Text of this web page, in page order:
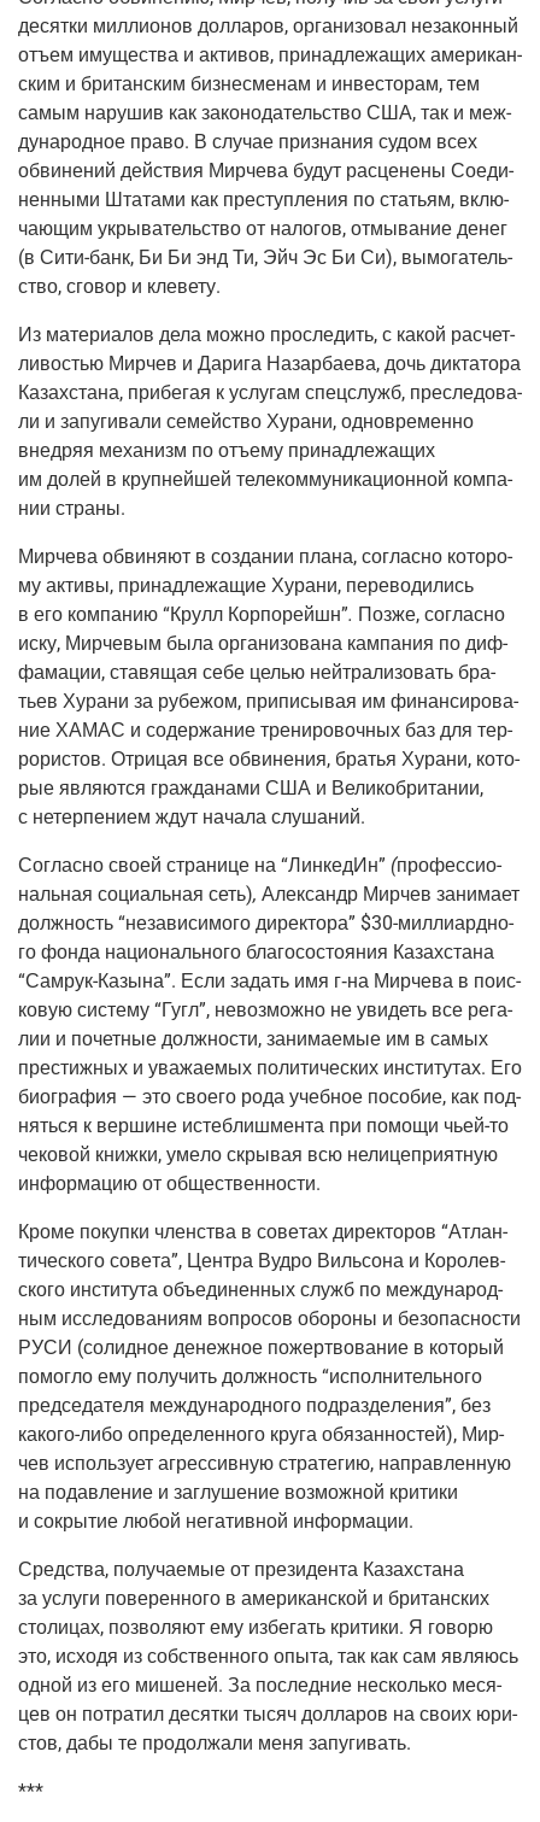
десят­ки мил­ли­о­нов дол­ла­ров, орга­ни­зо­вал неза­кон­ный
отъ­ем иму­ще­ства и акти­вов, при­над­ле­жа­щих аме­ри­кан­
ским и бри­тан­ским биз­не­сме­нам и инве­сто­рам, тем
самым нару­шив как зако­но­да­тель­ство США, так и меж­
ду­на­род­ное пра­во. В слу­чае при­зна­ния судом всех
обви­не­ний дей­ствия Мир­че­ва будут рас­це­не­ны Соеди­
нен­ны­ми Шта­та­ми как пре­ступ­ле­ния по ста­тьям, вклю­
ча­ю­щим укры­ва­тель­ство от нало­гов, отмы­ва­ние денег
(в Сити-банк, Би Би энд Ти, Эйч Эс Би Си), вымо­га­тель­
ство, сго­вор и клевету.
Из мате­ри­а­лов дела мож­но про­сле­дить, с какой рас­чет­
ли­во­стью Мир­чев и Дари­га Назар­ба­е­ва, дочь дик­та­то­ра
Казах­ста­на, при­бе­гая к услу­гам спец­служб, пре­сле­до­ва­
ли и запу­ги­ва­ли семей­ство Хура­ни, одно­вре­мен­но
внед­ряя меха­низм по отъ­е­му при­над­ле­жа­щих
им долей в круп­ней­шей теле­ком­му­ни­ка­ци­он­ной ком­па­
нии страны.
Мир­че­ва обви­ня­ют в созда­нии пла­на, соглас­но кото­ро­
му акти­вы, при­над­ле­жа­щие Хура­ни, пере­во­ди­лись
в его ком­па­нию “Крулл Кор­по­рейшн”. Поз­же, соглас­но
иску, Мир­че­вым была орга­ни­зо­ва­на кам­па­ния по диф­
фа­ма­ции, ста­вя­щая себе целью ней­тра­ли­зо­вать бра­
тьев Хура­ни за рубе­жом, при­пи­сы­вая им финан­си­ро­ва­
ние ХАМАС и содер­жа­ние тре­ни­ро­воч­ных баз для тер­
ро­ри­стов. Отри­цая все обви­не­ния, бра­тья Хура­ни, кото­
рые явля­ют­ся граж­да­на­ми США и Вели­ко­бри­та­нии,
с нетер­пе­ни­ем ждут нача­ла слушаний.
Соглас­но сво­ей стра­ни­це на “Лин­ке­дИн” (про­фес­си­о­
наль­ная соци­аль­ная сеть), Алек­сандр Мир­чев зани­ма­ет
долж­ность “неза­ви­си­мо­го дирек­то­ра” $30-мил­ли­ард­но­
го фон­да наци­о­наль­но­го бла­го­со­сто­я­ния Казах­ста­на
“Самрук-Казы­на”. Если задать имя г‑на Мир­че­ва в поис­
ко­вую систе­му “Гугл”, невоз­мож­но не уви­деть все рега­
лии и почет­ные долж­но­сти, зани­ма­е­мые им в самых
пре­стиж­ных и ува­жа­е­мых поли­ти­че­ских инсти­ту­тах. Его
био­гра­фия — это сво­е­го рода учеб­ное посо­бие, как под­
нять­ся к вер­шине истеб­лиш­мен­та при помо­щи чьей-то
чеко­вой книж­ки, уме­ло скры­вая всю нели­це­при­ят­ную
инфор­ма­цию от общественности.
Кро­ме покуп­ки член­ства в сове­тах дирек­то­ров “Атлан­
ти­че­ско­го сове­та”, Цен­тра Вуд­ро Виль­со­на и Коро­лев­
ско­го инсти­ту­та объ­еди­нен­ных служб по меж­ду­на­род­
ным иссле­до­ва­ни­ям вопро­сов обо­ро­ны и без­опас­но­сти
РУСИ (солид­ное денеж­ное пожерт­во­ва­ние в кото­рый
помог­ло ему полу­чить долж­ность “испол­ни­тель­но­го
пред­се­да­те­ля меж­ду­на­род­но­го под­раз­де­ле­ния”, без
како­го-либо опре­де­лен­но­го кру­га обя­зан­но­стей), Мир­
чев исполь­зу­ет агрес­сив­ную стра­те­гию, направ­лен­ную
на подав­ле­ние и заглу­ше­ние воз­мож­ной кри­ти­ки
и сокры­тие любой нега­тив­ной информации.
Сред­ства, полу­ча­е­мые от пре­зи­ден­та Казах­ста­на
за услу­ги пове­рен­но­го в аме­ри­кан­ской и бри­тан­ских
сто­ли­цах, поз­во­ля­ют ему избе­гать кри­ти­ки. Я гово­рю
это, исхо­дя из соб­ствен­но­го опы­та, так как сам явля­юсь
одной из его мише­ней. За послед­ние несколь­ко меся­
цев он потра­тил десят­ки тысяч дол­ла­ров на сво­их юри­
стов, дабы те про­дол­жа­ли меня запугивать.
***